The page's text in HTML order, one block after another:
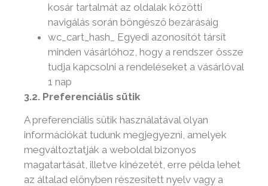
kosár tartalmát az oldalak közötti
navigálás során böngésző bezárásáig
wc_cart_hash_ Egyedi azonosítót társít
minden vásárlóhoz, hogy a rendszer össze
tudja kapcsolni a rendeléseket a vásárlóval
1 nap
3.2. Preferenciális sütik
A preferenciális sütik használatával olyan
információkat tudunk megjegyezni, amelyek
megváltoztatják a weboldal bizonyos
magatartását, illetve kinézetét, erre példa lehet
az általad előnyben részesített nyelv vagy a